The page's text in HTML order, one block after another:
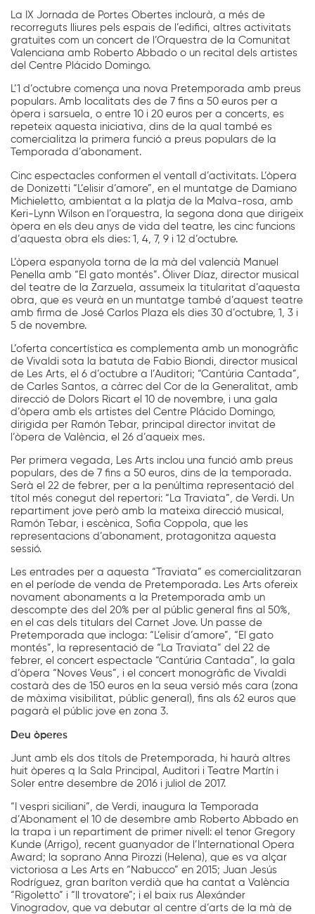
La IX Jornada de Portes Obertes inclourà, a més de
recorreguts lliures pels espais de l’edifici, altres activitats
gratuïtes com un concert de l’Orquestra de la Comunitat
Valenciana amb Roberto Abbado o un recital dels artistes
del Centre Plácido Domingo.
L’1 d’octubre comença una nova Pretemporada amb preus
populars. Amb localitats des de 7 fins a 50 euros per a
òpera i sarsuela, o entre 10 i 20 euros per a concerts, es
repeteix aquesta iniciativa, dins de la qual també es
comercialitza la primera funció a preus populars de la
Temporada d’abonament.
Cinc espectacles conformen el ventall d’activitats. L’òpera
de Donizetti “L’elisir d’amore”, en el muntatge de Damiano
Michieletto, ambientat a la platja de la Malva-rosa, amb
Keri-Lynn Wilson en l’orquestra, la segona dona que dirigeix
òpera en els deu anys de vida del teatre, les cinc funcions
d’aquesta obra els dies: 1, 4, 7, 9 i 12 d’octubre.
L’òpera espanyola torna de la mà del valencià Manuel
Penella amb “El gato montés”. Óliver Díaz, director musical
del teatre de la Zarzuela, assumeix la titularitat d’aquesta
obra, que es veurà en un muntatge també d’aquest teatre
amb firma de José Carlos Plaza els dies 30 d’octubre, 1, 3 i
5 de novembre.
L’oferta concertística es complementa amb un monogràfic
de Vivaldi sota la batuta de Fabio Biondi, director musical
de Les Arts, el 6 d’octubre a l’Auditori; “Cantúria Cantada”,
de Carles Santos, a càrrec del Cor de la Generalitat, amb
direcció de Dolors Ricart el 10 de novembre, i una gala
d’òpera amb els artistes del Centre Plácido Domingo,
dirigida per Ramón Tebar, principal director invitat de
l’òpera de València, el 26 d’aqueix mes.
Per primera vegada, Les Arts inclou una funció amb preus
populars, des de 7 fins a 50 euros, dins de la temporada.
Serà el 22 de febrer, per a la penúltima representació del
títol més conegut del repertori: “La Traviata”, de Verdi. Un
repartiment jove però amb la mateixa direcció musical,
Ramón Tebar, i escènica, Sofia Coppola, que les
representacions d’abonament, protagonitza aquesta
sessió.
Les entrades per a aquesta “Traviata” es comercialitzaran
en el període de venda de Pretemporada. Les Arts ofereix
novament abonaments a la Pretemporada amb un
descompte des del 20% per al públic general fins al 50%,
en el cas dels titulars del Carnet Jove. Un passe de
Pretemporada que incloga: “L’elisir d’amore”, “El gato
montés”, la representació de “La Traviata” del 22 de
febrer, el concert espectacle “Cantúria Cantada”, la gala
d’òpera “Noves Veus”, i el concert monogràfic de Vivaldi
costarà des de 150 euros en la seua versió més cara (zona
de màxima visibilitat, públic general), fins als 62 euros que
pagarà el públic jove en zona 3.
Deu òperes
Junt amb els dos títols de Pretemporada, hi haurà altres
huit òperes q la Sala Principal, Auditori i Teatre Martín i
Soler entre desembre de 2016 i juliol de 2017.
“I vespri siciliani”, de Verdi, inaugura la Temporada
d’Abonament el 10 de desembre amb Roberto Abbado en
la trapa i un repartiment de primer nivell: el tenor Gregory
Kunde (Arrigo), recent guanyador de l’International Opera
Award; la soprano Anna Pirozzi (Helena), que es va alçar
victoriosa a Les Arts en “Nabucco” en 2015; Juan Jesús
Rodríguez, gran baríton verdià que ha cantat a València
“Rigoletto” i “Il trovatore”; i el baix rus Alexánder
Vinogradov, que va debutar al centre d’arts de la mà de